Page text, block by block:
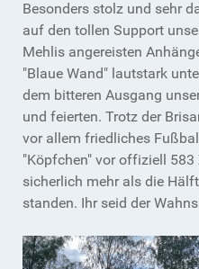
Besonders stolz und sehr
auf den tollen Support
Mehlis angereisten
"Blaue Wand" lautstark
dem bitteren Ausgang
und feierten. Trotz der
vor allem friedliches
"Köpfchen" vor offiziell 583
sicherlich mehr als die
standen. Ihr seid der